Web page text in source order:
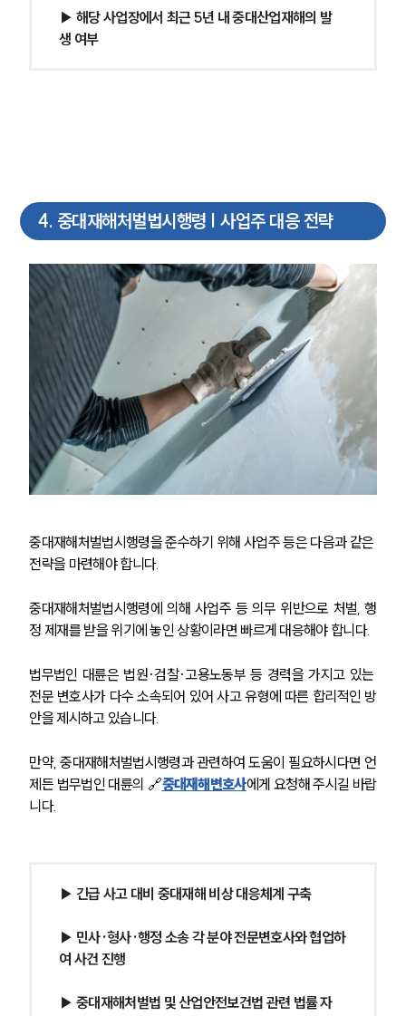
그룹소개
글로벌 파트너 로펌
고객의 소리
통합검색
업무사례
주요 업무사례
사례분석/최신동향
법률정보
전체
구성원 소개
▶ 해당 사업장에서 최근 5년 내 중대산업재해의 발
생 여부
4. 중대재해처벌법시행령 | 사업주 대응 전략
중대재해처벌법시행령을 준수하기 위해 사업주 등은 다음과 같은
전략을 마련해야 합니다.
중대재해처벌법시행령에 의해 사업주 등 의무 위반으로 처벌, 행
정 제재를 받을 위기에 놓인 상황이라면 빠르게 대응해야 합니다.
법무법인 대륜은 법원·검찰·고용노동부 등 경력을 가지고 있는
전문 변호사가 다수 소속되어 있어 사고 유형에 따른 합리적인 방
안을 제시하고 있습니다.
만약, 중대재해처벌법시행령과 관련하여 도움이 필요하시다면 언
제든 법무법인 대륜의 🔗중대재해변호사에게 요청해 주시길 바랍
니다.
▶ 긴급 사고 대비 중대재해 비상 대응체계 구축
▶ 민사·형사·행정 소송 각 분야 전문변호사와 협업하
여 사건 진행
▶ 중대재해처벌법 및 산업안전보건법 관련 법률 자